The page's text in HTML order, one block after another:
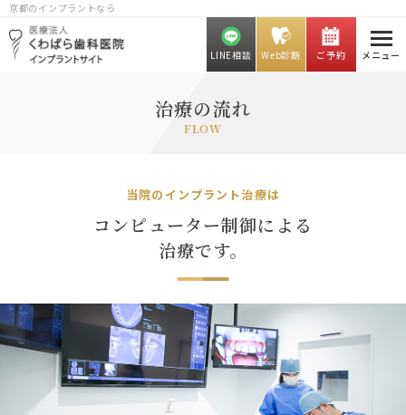
京都のインプラントなら
LINE相談 Web診断 ご予約 メニュー
治療の流れ
FLOW
当院のインプラント治療は
コンピューター制御による
治療です。